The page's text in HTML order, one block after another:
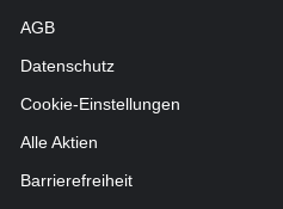
AGB
Datenschutz
Cookie-Einstellungen
Alle Aktien
Barrierefreiheit